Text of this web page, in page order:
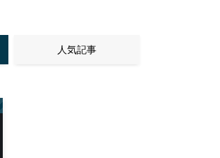
人気記事